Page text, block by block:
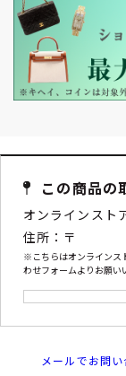
この商品の
オンラインスト
住所：〒
※こちらはオンラインス
わせフォームよりお願い
メールでお問